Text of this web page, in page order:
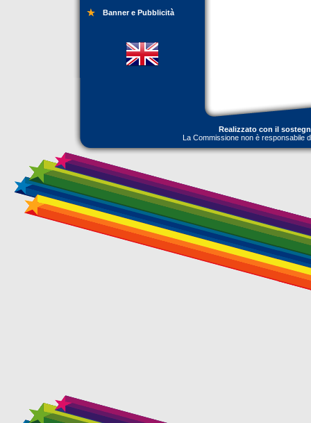
Banner e Pubblicità
Realizzato con il
La Commissione non è responsabile